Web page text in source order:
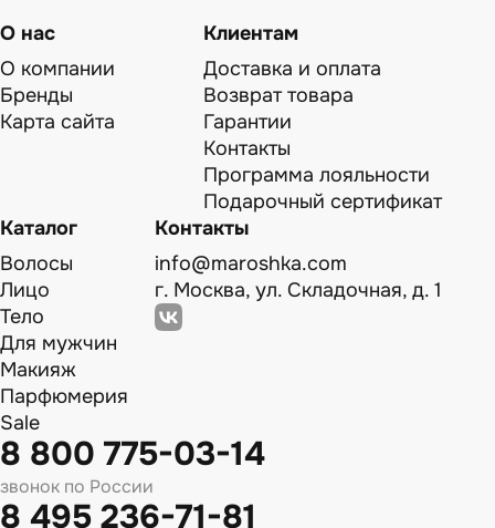
О нас
О компании
Бренды
Карта сайта
Клиентам
Доставка и оплата
Возврат товара
Гарантии
Контакты
Программа лояльности
Подарочный сертификат
Каталог
Волосы
Лицо
Тело
Для мужчин
Макияж
Парфюмерия
Sale
Контакты
info@maroshka.com
г. Москва, ул. Складочная, д. 1
8 800 775-03-14
звонок по России
8 495 236-71-81